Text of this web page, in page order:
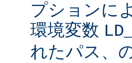
プションに
環境変数
れたパス、